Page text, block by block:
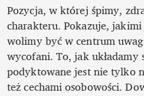
Pozycja, w której śpimy,
charakteru. Pokazuje,
wolimy być w centrum
wycofani. To, jak układamy
podyktowane jest nie tylko
też cechami osobowości.